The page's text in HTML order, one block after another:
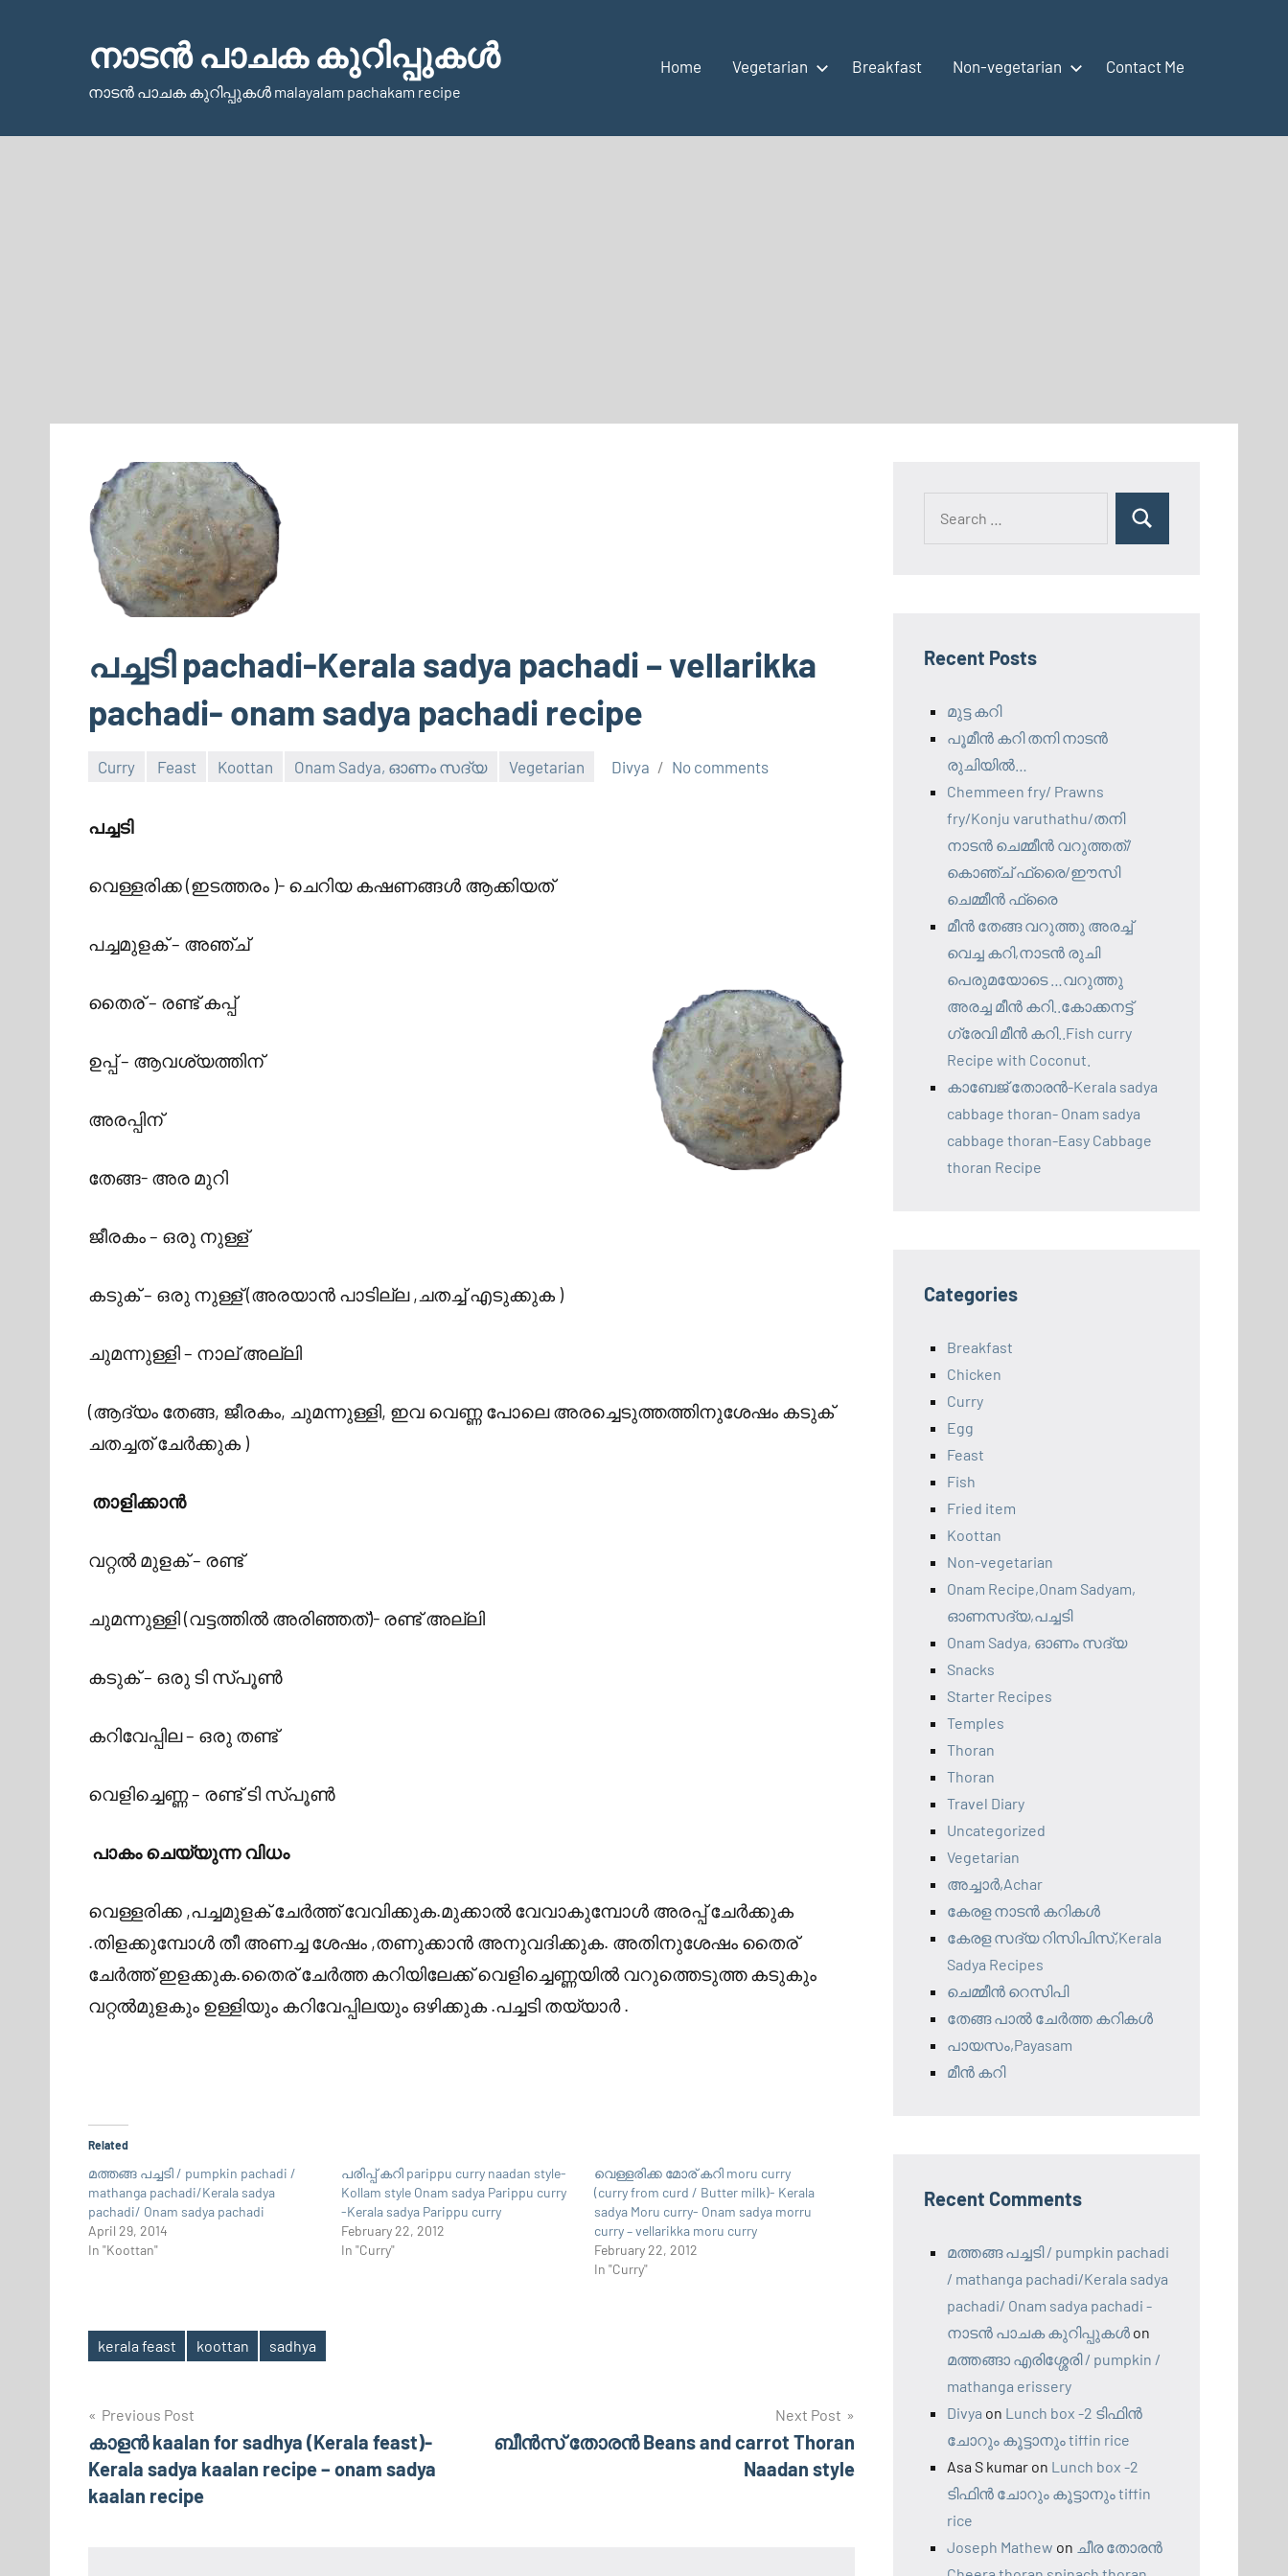
നാടന്‍ പാചക കുറിപ്പുകള്‍
നാടന്‍ പാചക കുറിപ്പുകള്‍ malayalam pachakam recipe
Home Vegetarian Breakfast Non-vegetarian Contact Me
പച്ചടി pachadi-Kerala sadya pachadi – vellarikka
pachadi- onam sadya pachadi recipe
Curry Feast Koottan Onam Sadya, ഓണം സദ്യ Vegetarian
February
2012
Divya No comments
പച്ചടി
വെള്ളരിക്ക (ഇടത്തരം )- ചെറിയ കഷണങ്ങള്‍ ആക്കിയത്
പച്ചമുളക് – അഞ്ച്
തൈര് – രണ്ട് കപ്പ്‌
ഉപ്പ് – ആവശ്യത്തിന്
അരപ്പിന്
തേങ്ങ- അര മുറി
ജീരകം – ഒരു നുള്ള്
കടുക് – ഒരു നുള്ള് (അരയാന്‍ പാടില്ല ,ചതച്ച്‌ എടുക്കുക )
ചുമന്നുള്ളി – നാല് അല്ലി
(ആദ്യം തേങ്ങ, ജീരകം, ചുമന്നുള്ളി, ഇവ വെണ്ണ പോലെ അരച്ചെടുത്തത്തിനുശേഷം കടുക്‌
ചതച്ചത് ചേര്‍ക്കുക )
താളിക്കാന്‍
വറ്റല്‍ മുളക് – രണ്ട്
ചുമന്നുള്ളി (വട്ടത്തില്‍ അരിഞ്ഞത്)- രണ്ട് അല്ലി
കടുക് – ഒരു ടി സ്പൂണ്‍
കറിവേപ്പില – ഒരു തണ്ട്
വെളിച്ചെണ്ണ – രണ്ട് ടി സ്പൂണ്‍
പാകം ചെയ്യുന്ന വിധം
വെള്ളരിക്ക ,പച്ചമുളക് ചേര്‍ത്ത് വേവിക്കുക.മുക്കാല്‍ വേവാകുമ്പോള്‍ അരപ്പ് ചേര്‍ക്കുക
.തിളക്കുമ്പോള്‍ തീ അണച്ച ശേഷം ,തണുക്കാന്‍ അനുവദിക്കുക. അതിനുശേഷം തൈര്
ചേര്‍ത്ത് ഇളക്കുക.തൈര് ചേര്‍ത്ത കറിയിലേക്ക് വെളിച്ചെണ്ണയില്‍ വറുത്തെടുത്ത കടുകും
വറ്റല്‍മുളകും ഉള്ളിയും കറിവേപ്പിലയും ഒഴിക്കുക .പച്ചടി തയ്യാര്‍ .
Related
മത്തങ്ങ പച്ചടി / pumpkin pachadi /
mathanga pachadi/Kerala sadya
pachadi/ Onam sadya pachadi
April 29, 2014
In "Koottan"
പരിപ്പ് കറി parippu curry naadan style-
Kollam style Onam sadya Parippu curry
-Kerala sadya Parippu curry
February 22, 2012
In "Curry"
വെള്ളരിക്ക മോര് കറി moru curry
(curry from curd / Butter milk)- Kerala
sadya Moru curry- Onam sadya morru
curry – vellarikka moru curry
February 22, 2012
In "Curry"
Tags
kerala feast koottan sadhya
Post
navigation
Previous Post
കാളന്‍ kaalan for sadhya (Kerala feast)-
Kerala sadya kaalan recipe – onam sadya
kaalan recipe
Next Post
ബീന്‍സ്‌ തോരന്‍ Beans and carrot Thoran
Naadan style
Search
Recent Posts
മുട്ട കറി
പൂമീൻ കറി തനി നാടൻ
രുചിയിൽ…
Chemmeen fry/ Prawns
fry/Konju varuthathu/തനി
നാടൻ ചെമ്മീൻ വറുത്തത്/
കൊഞ്ച് ഫ്രൈ/ഈസി
ചെമ്മീൻ ഫ്രൈ
മീൻ തേങ്ങ വറുത്തു അരച്ച്
വെച്ച കറി,നാടൻ രുചി
പെരുമയോടെ …വറുത്തു
അരച്ച മീൻ കറി..കോക്കനട്ട്
ഗ്രേവി മീൻ കറി..Fish curry
Recipe with Coconut.
കാബേജ് തോരൻ-Kerala sadya
cabbage thoran- Onam sadya
cabbage thoran-Easy Cabbage
thoran Recipe
Categories
Breakfast
Chicken
Curry
Egg
Feast
Fish
Fried item
Koottan
Non-vegetarian
Onam Recipe,Onam Sadyam,
ഓണസദ്യ,പച്ചടി
Onam Sadya, ഓണം സദ്യ
Snacks
Starter Recipes
Temples
Thoran
Thoran
Travel Diary
Uncategorized
Vegetarian
അച്ചാർ,Achar
കേരള നാടൻ കറികൾ
കേരള സദ്യ റിസിപിസ്,Kerala
Sadya Recipes
ചെമ്മീൻ റെസിപി
തേങ്ങ പാൽ ചേർത്ത കറികൾ
പായസം,Payasam
മീൻ കറി
Recent Comments
മത്തങ്ങ പച്ചടി / pumpkin pachadi
/ mathanga pachadi/Kerala sadya
pachadi/ Onam sadya pachadi -
നാടന്‍ പാചക കുറിപ്പുകള്‍ on
മത്തങ്ങാ എരിശ്ശേരി / pumpkin /
mathanga erissery
Divya on Lunch box -2 ടിഫിൻ
ചോറും കൂട്ടാനും tiffin rice
Asa S kumar on Lunch box -2
ടിഫിൻ ചോറും കൂട്ടാനും tiffin
rice
Joseph Mathew on ചീര തോരൻ